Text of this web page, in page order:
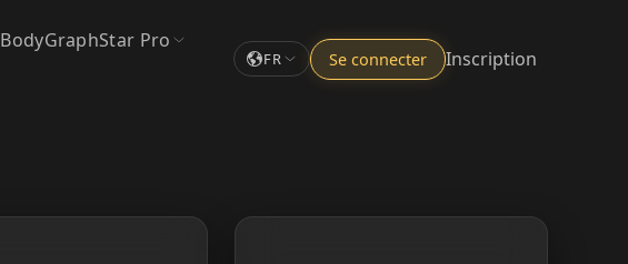
BodyGraphStar Pro
FR Se connecter Inscription